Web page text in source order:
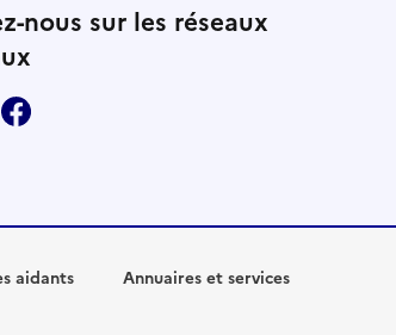
nous sur les réseaux
aidants Annuaires et services